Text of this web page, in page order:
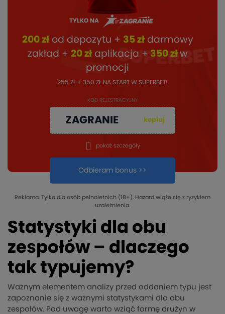
TYLKO NA
200 złod depozytu + 35 złdarmowy
zakład + 20 złaplikacja + 350 zł w
promocji
255 ZŁ + 350 ZŁ NA START W SUPERBET!
KOD REJESTRACYJNY
ZAGRANIE kopiuj
Odbieram bonus >>
pokaż szczegóły
Reklama. Tylko dla osób pełnoletnich (18+). Hazard wiąże się z ryzykiem
uzależnienia.
Statystyki dla obu
zespołów – dlaczego
tak typujemy?
Ważnym elementem analizy przed oddaniem typu jest
zapoznanie się z ważnymi statystykami dla obu
zespołów. Pod uwagę warto wziąć formę drużyn w